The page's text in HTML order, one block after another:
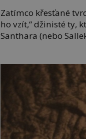
Zatímco křesťané
ho vzít,“ džinisté ty,
Santhara (nebo